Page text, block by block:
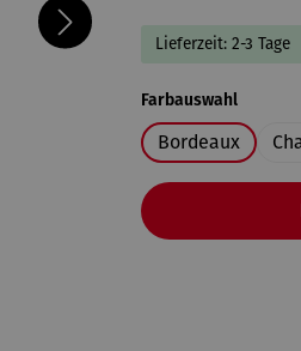
Lieferzeit: 2-3 Tage
Farbauswahl
Bordeaux